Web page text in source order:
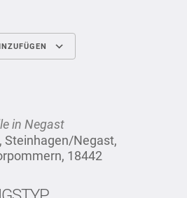
in Negast
Steinhagen/Negast,
18442